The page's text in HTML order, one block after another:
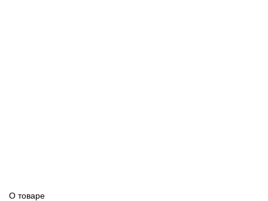
О товаре